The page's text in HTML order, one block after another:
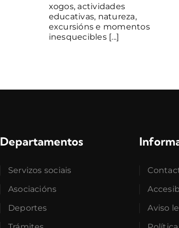
xogos, actividades
educativas, natureza,
excursións e momentos
inesquecibles [...]
Departamentos
Servizos sociais
Asociacións
Deportes
Aviso